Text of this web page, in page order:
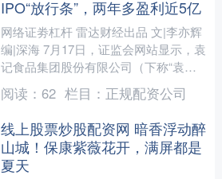
IPO“放行条”，两年多盈利近5亿
网络证劵杠杆 雷达财经出品 文|李亦辉
编|深海 7月17日，证监会网站显示，袁
记食品集团股份有限公司（下称“袁记
食品”）获境外发行上市及境内未上市
股份“全流通....
阅读： 62 栏目： 正规配资公司
线上股票炒股配资网 暗香浮动醉
山城！保康紫薇花开，满屏都是
夏天